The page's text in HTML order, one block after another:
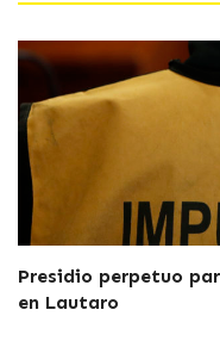
Presidio perpetuo
en Lautaro